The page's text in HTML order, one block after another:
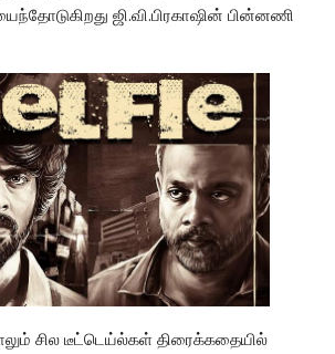
ஜி.வி.பிரகாஷின் பின்னணி
சில டீட்டெய்ல்கள் திரைக்கதையில்